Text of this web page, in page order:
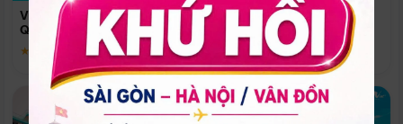
Vinpearl Resort & Spa Phu
Quoc
★ 5.0
Quoc
Phú Quốc
★ 5.0